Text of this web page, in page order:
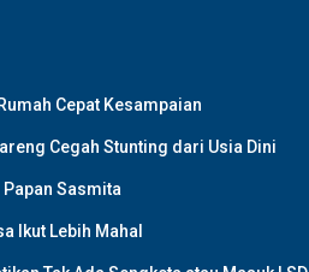
Cepat Kesampaian
Cegah Stunting dari Usia Dini
Sasmita
Ikut Lebih Mahal